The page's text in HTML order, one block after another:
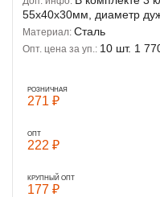
55х40х30мм, диаметр
Материал: Сталь
Опт. цена за уп.: 10 шт. 1
РОЗНИЧНАЯ
271 ₽
ОПТ
222 ₽
КРУПНЫЙ ОПТ
177 ₽